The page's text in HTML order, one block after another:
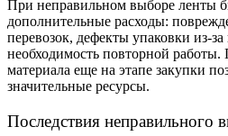
При неправильном выборе ленты
дополнительные расходы:
перевозок, дефекты упаковки из-
необходимость повторной
материала еще на этапе закупки
значительные ресурсы.
Последствия неправильного